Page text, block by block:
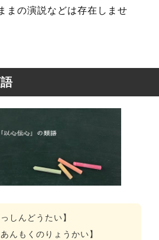
まの演説などは存在しませ
しんどうたい】
んもくのりょうかい】